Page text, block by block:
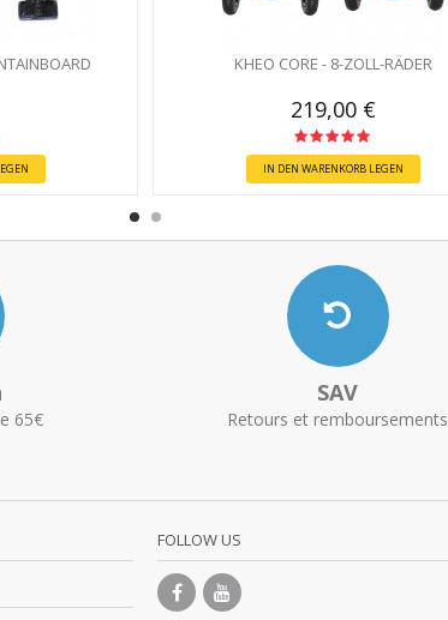
KHEO CORE - 8-ZOLL-RÄDER
219,00 €
IN DEN WARENKORB LEGEN
65€
SAV
Retours et remboursements
FOLLOW US